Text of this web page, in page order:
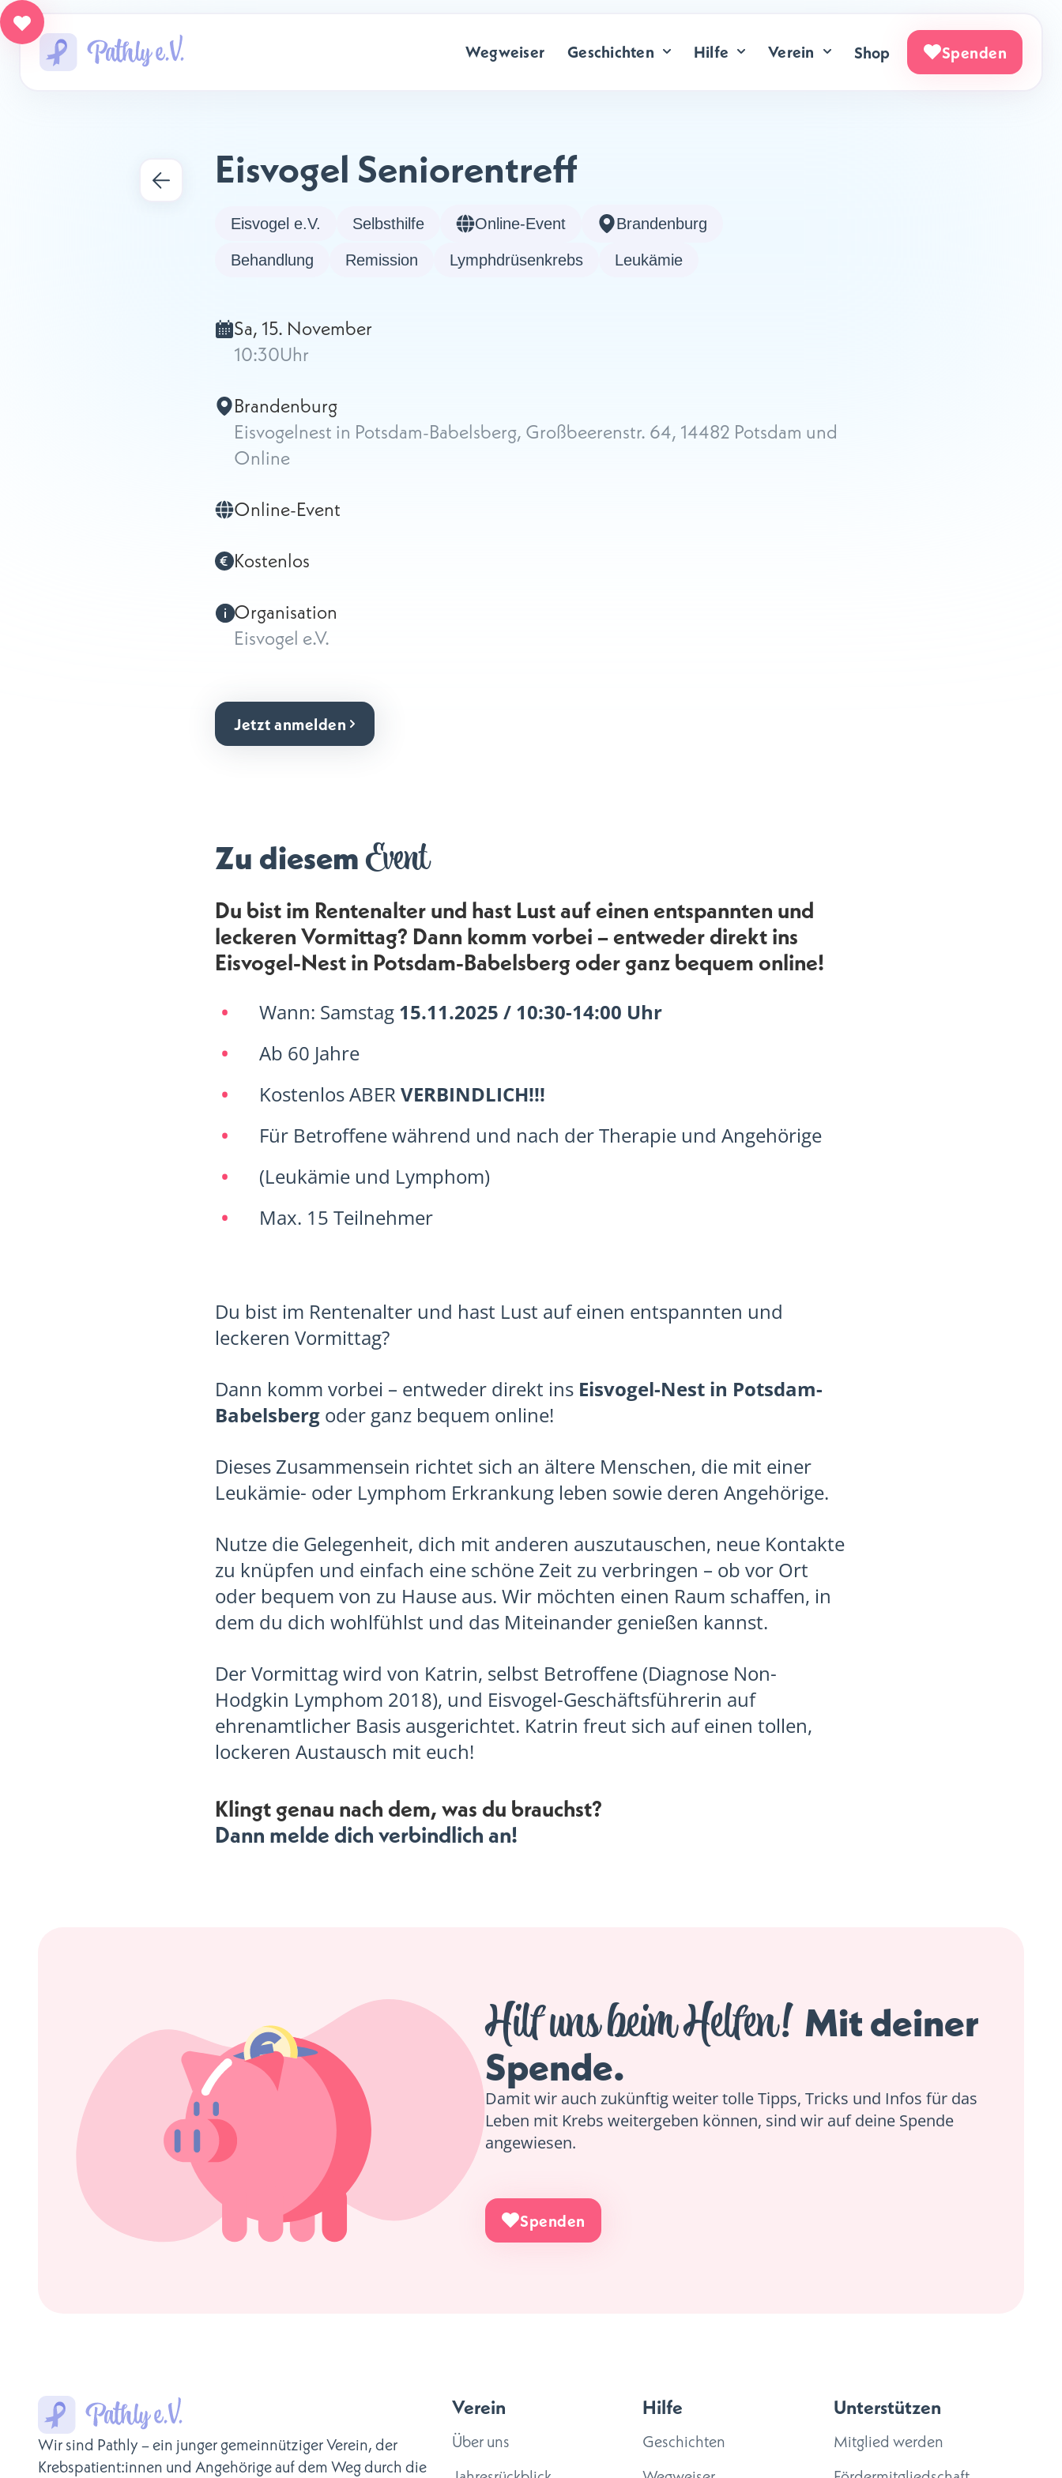
Wegweiser Geschichten Hilfe Verein Shop Spenden
Eisvogel Seniorentreff
Eisvogel e.V. Selbsthilfe Online-Event Brandenburg
Behandlung Remission Lymphdrüsenkrebs Leukämie
Sa, 15. November
10:30Uhr
Brandenburg
Eisvogelnest in Potsdam-Babelsberg, Großbeerenstr. 64, 14482 Potsdam und
Online
Online-Event
Kostenlos
Organisation
Eisvogel e.V.
Jetzt anmelden
Zu diesem Event
Du bist im Rentenalter und hast Lust auf einen entspannten und
leckeren Vormittag? Dann komm vorbei – entweder direkt ins
Eisvogel-Nest in Potsdam-Babelsberg oder ganz bequem online!
Wann: Samstag 15.11.2025 / 10:30-14:00 Uhr
Ab 60 Jahre
Kostenlos ABERVERBINDLICH!!!
Für Betroffene während und nach der Therapie und Angehörige
(Leukämie und Lymphom)
Max. 15 Teilnehmer
Du bist im Rentenalter und hast Lust auf einen entspannten und
leckeren Vormittag?
Dann komm vorbei – entweder direkt ins Eisvogel-Nest in Potsdam-
Babelsberg oder ganz bequem online!
Dieses Zusammensein richtet sich an ältere Menschen, die mit einer
Leukämie- oder Lymphom Erkrankung leben sowie deren Angehörige.
Nutze die Gelegenheit, dich mit anderen auszutauschen, neue Kontakte
zu knüpfen und einfach eine schöne Zeit zu verbringen – ob vor Ort
oder bequem von zu Hause aus. Wir möchten einen Raum schaffen, in
dem du dich wohlfühlst und das Miteinander genießen kannst.
Der Vormittag wird von Katrin, selbst Betroffene (Diagnose Non-
Hodgkin Lymphom 2018), und Eisvogel-Geschäftsführerin auf
ehrenamtlicher Basis ausgerichtet. Katrin freut sich auf einen tollen,
lockeren Austausch mit euch!
Klingt genau nach dem, was du brauchst?
Dann melde dich verbindlich an!
Hilf uns beim Helfen! Mit deiner
Spende.
Damit wir auch zukünftig weiter tolle Tipps, Tricks und Infos für das
Leben mit Krebs weitergeben können, sind wir auf deine Spende
angewiesen.
Spenden
Wir sind Pathly – ein junger gemeinnütziger Verein, der
Krebspatient:innen und Angehörige auf dem Weg durch die
Verein
Über uns
Hilfe
Geschichten
Unterstützen
Mitglied werden